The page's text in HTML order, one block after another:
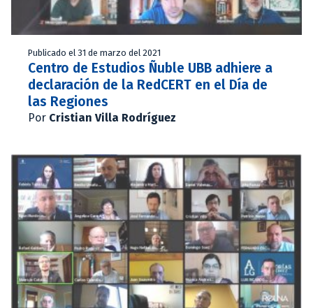
Publicado el 31 de marzo del 2021
Centro de Estudios Ñuble UBB adhiere a
declaración de la RedCERT en el Día de
las Regiones
Por Cristian Villa Rodríguez